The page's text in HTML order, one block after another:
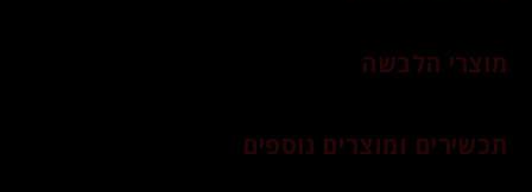
מוצרי הלבשה
תכשירים ומוצרים נוספים